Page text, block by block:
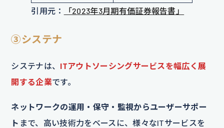
引用元： 「2023年3月期有価証券報告書」
③システナ
システナは、 ITアウトソーシングサービスを幅広く展
開する企業です。
ネットワークの運用・保守・監視からユーザーサポー
ト まで、高い技術力をベースに、様々なITサービスを